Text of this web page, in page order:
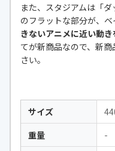
また、スタジアムは「
のフラットな部分が、ベ
きないアニメに近い動き
てが新商品なので、新
さい。
サイズ
重量
-